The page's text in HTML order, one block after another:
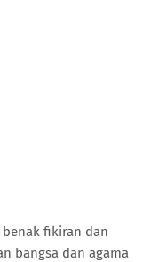
benak fikiran dan
bangsa dan agama